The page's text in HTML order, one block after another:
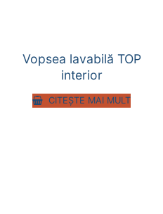
Vopsea lavabilă TOP
interior
CITEȘTE MAI MULT